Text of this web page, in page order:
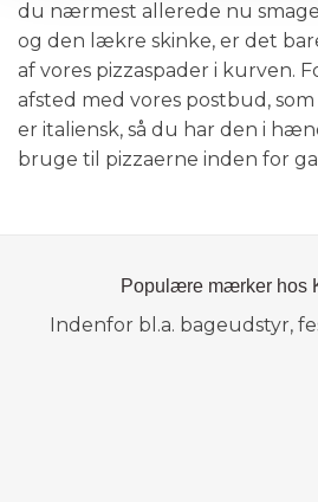
du nærmest allerede nu
og den lækre skinke, er det
af vores pizzaspader i kurven.
afsted med vores postbud,
er italiensk, så du har den i
bruge til pizzaerne inden for
Populære mærker hos
Indenfor bl.a. bageudstyr,